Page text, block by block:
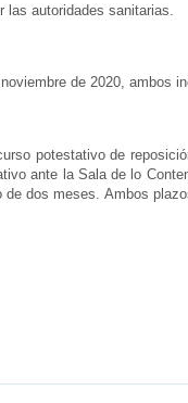
autoridades sanitarias.
de 2020, ambos
potestativo de
ante la Sala de lo
dos meses. Ambos